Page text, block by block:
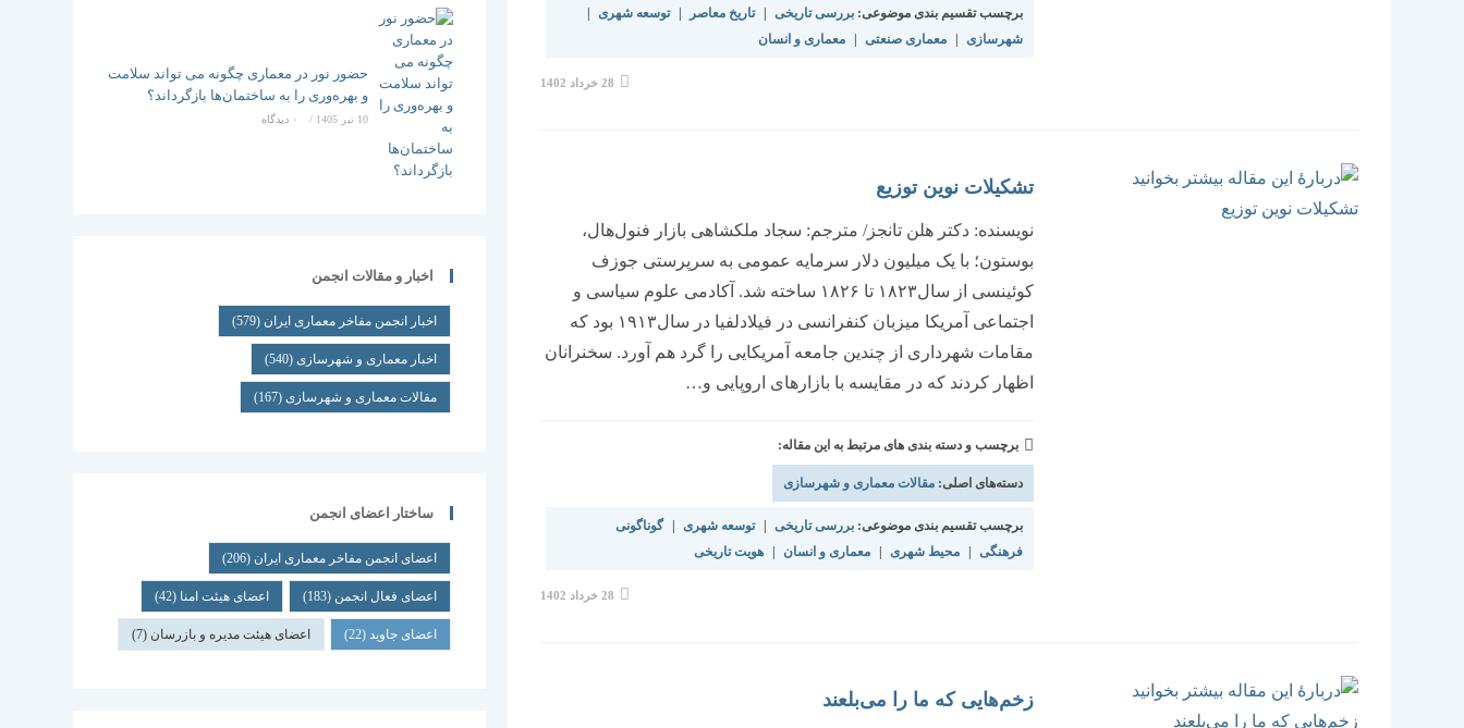
برچسب تقسیم بندی موضوعی: بررسی تاریخی تاریخ معاصر توسعه شهری
شهرسازی
معماری صنعتی معماری و انسان
نوشته
28 خرداد 1402
تشکیلات نوین توزیع
نویسنده: دکتر هلن تانجز/ مترجم: سجاد ملکشاهی بازار فنول‌هال،
بوستون؛ با یک میلیون دلار سرمایه عمومی به سرپرستی جوزف
کوئینسی از سال۱۸۲۳ تا ۱۸۲۶ ساخته شد. آکادمی علوم سیاسی و
اجتماعی آمریکا میزبان کنفرانسی در فیلادلفیا در سال۱۹۱۳ بود که
مقامات شهرداری از چندین جامعه آمریکایی را گرد هم آورد. سخنرانان
اظهار کردند که در مقایسه با بازارهای اروپایی و…
برچسب و دسته بندی های مرتبط به این مقاله:
دسته‌های اصلی: مقالات معماری و شهرسازی
برچسب تقسیم بندی موضوعی: بررسی تاریخی توسعه شهری
گوناگونی
فرهنگی
محیط شهری معماری و انسان هویت تاریخی
نوشته
28 خرداد 1402
زخم‌هایی که ما را می‌بلعند
حضور نور در معماری چگونه می تواند سلامت
و بهره‌وری را به ساختمان‌ها بازگرداند؟
10 تیر 1405 / ۰ دیدگاه
اخبار و مقالات انجمن
اخبار انجمن مفاخر معماری ایران (579)
اخبار معماری و شهرسازی(540)
مقالات معماری و شهرسازی(167)
ساختار اعضای انجمن
اعضای انجمن مفاخر معماری ایران (206)
اعضای فعال انجمن (183) اعضای هیئت امنا (42)
اعضای جاوید(22) اعضای هیئت مدیره و بازرسان (7)